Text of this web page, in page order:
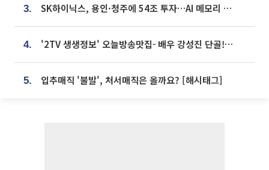
3. SK하이닉스, 용인·청주에 54조 투자…AI 메모리 생산기지 키운다
4. '2TV 생생정보' 오늘방송맛집- 배우 강성진 단골! 쌀국수ㆍ푸팟퐁 커리 맛집 '블○○○'
5. 입추매직 '불발', 처서매직은 올까요? [해시태그]